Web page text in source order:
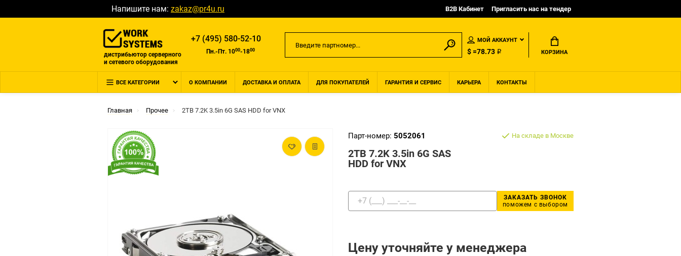
Напишите нам: zakaz@pr4u.ru B2B Кабинет Пригласить нас на тендер
дистрибьютор серверного
и сетевого оборудования
+7 (495) 580-52-10
Пн.-Пт. 1000-1800
МОЙ АККАУНТ
$ =78.73 ₽ КОРЗИНА
ВСЕ КАТЕГОРИИ О КОМПАНИИ ДОСТАВКА И ОПЛАТА ДЛЯ ПОКУПАТЕЛЕЙ ГАРАНТИЯ И СЕРВИС КАРЬЕРА КОНТАКТЫ
Главная Прочее 2TB 7.2K 3.5in 6G SAS HDD for VNX
Парт-номер: 5052061
2TB 7.2K 3.5in 6G SAS
HDD for VNX
На складе в Москве
ЗАКАЗАТЬ ЗВОНОК
поможем с выбором
Цену уточняйте у менеджера